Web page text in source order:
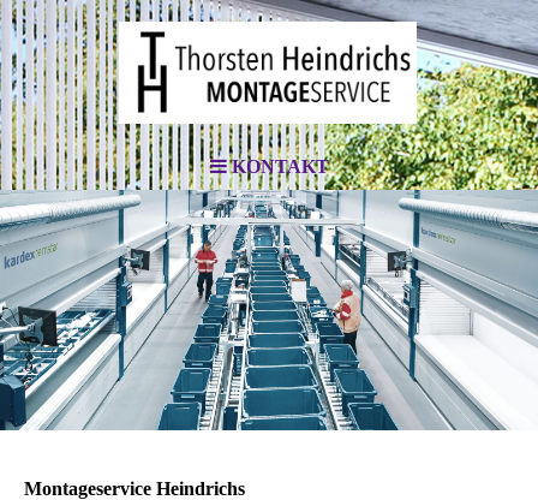
KONTAKT
Montageservice Heindrichs